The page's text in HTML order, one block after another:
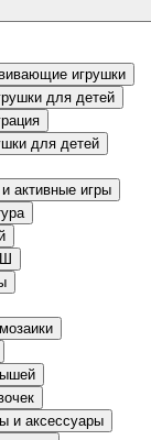
игрушки
для детей
для детей
активные игры
и аксессуары